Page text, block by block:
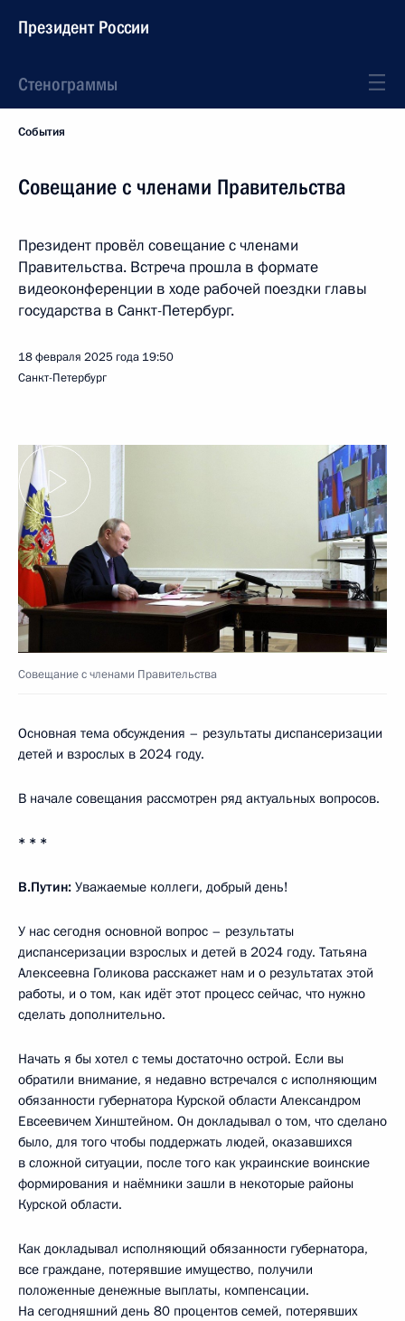
Президент России
Стенограммы
События
Совещание с членами Правительства
Президент провёл совещание с членами
Правительства. Встреча прошла в формате
видеоконференции в ходе рабочей поездки главы
государства в Санкт-Петербург.
18 февраля 2025 года 19:50
Санкт-Петербург
Совещание с членами Правительства
Основная тема обсуждения – результаты диспансеризации
детей и взрослых в 2024 году.
В начале совещания рассмотрен ряд актуальных вопросов.
* * *
В.Путин: Уважаемые коллеги, добрый день!
У нас сегодня основной вопрос – результаты
диспансеризации взрослых и детей в 2024 году. Татьяна
Алексеевна Голикова расскажет нам и о результатах этой
работы, и о том, как идёт этот процесс сейчас, что нужно
сделать дополнительно.
Начать я бы хотел с темы достаточно острой. Если вы
обратили внимание, я недавно встречался с исполняющим
обязанности губернатора Курской области Александром
Евсеевичем Хинштейном. Он докладывал о том, что сделано
было, для того чтобы поддержать людей, оказавшихся
в сложной ситуации, после того как украинские воинские
формирования и наёмники зашли в некоторые районы
Курской области.
Как докладывал исполняющий обязанности губернатора,
все граждане, потерявшие имущество, получили
положенные денежные выплаты, компенсации.
На сегодняшний день 80 процентов семей, потерявших